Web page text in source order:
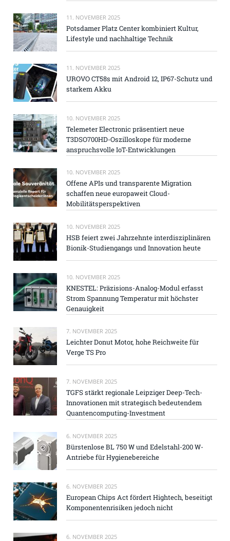
11. NOVEMBER 2025
Potsdamer Platz Center kombiniert Kultur,
Lifestyle und nachhaltige Technik
11. NOVEMBER 2025
UROVO CT58s mit Android 12, IP67-Schutz und
starkem Akku
10. NOVEMBER 2025
Telemeter Electronic präsentiert neue
T3DSO700HD-Oszilloskope für moderne
anspruchsvolle IoT-Entwicklungen
10. NOVEMBER 2025
Offene APIs und transparente Migration
schaffen neue europaweit Cloud-
Mobilitätsperspektiven
10. NOVEMBER 2025
HSB feiert zwei Jahrzehnte interdisziplinären
Bionik-Studiengangs und Innovation heute
10. NOVEMBER 2025
KNESTEL: Präzisions-Analog-Modul erfasst
Strom Spannung Temperatur mit höchster
Genauigkeit
7. NOVEMBER 2025
Leichter Donut Motor, hohe Reichweite für
Verge TS Pro
7. NOVEMBER 2025
TGFS stärkt regionale Leipziger Deep-Tech-
Innovationen mit strategisch bedeutendem
Quantencomputing-Investment
6. NOVEMBER 2025
Bürstenlose BL 750 W und Edelstahl-200 W-
Antriebe für Hygienebereiche
6. NOVEMBER 2025
European Chips Act fördert Hightech, beseitigt
Komponentenrisiken jedoch nicht
6. NOVEMBER 2025